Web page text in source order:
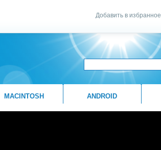
Добавить в избранное
MACINTOSH ANDROID